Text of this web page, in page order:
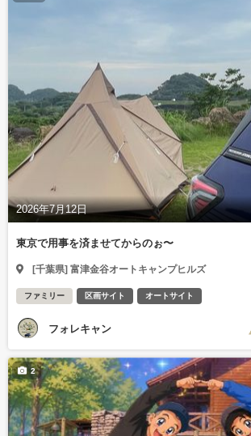
2026年7月12日
東京で用事を済ませてからのぉ〜
[千葉県] 富津金谷オートキャンプヒルズ
ファミリー 区画サイト オートサイト
フォレキャン
2